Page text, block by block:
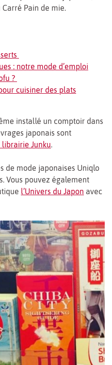
Pain de mie.
: notre mode d’emploi
?
cuisiner des plats
installé un comptoir dans
japonais sont
librairie Junku.
de mode japonaises Uniqlo
Vous pouvez également
l’Univers du Japon avec